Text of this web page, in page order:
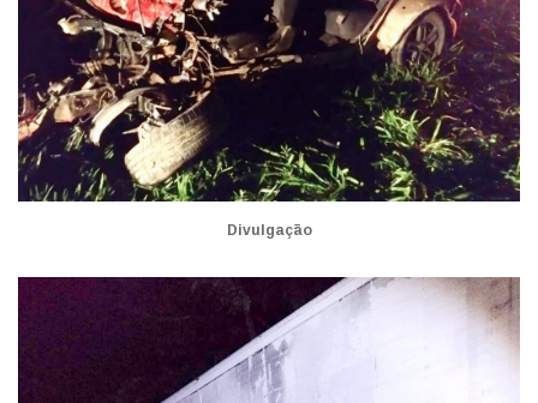
Divulgação